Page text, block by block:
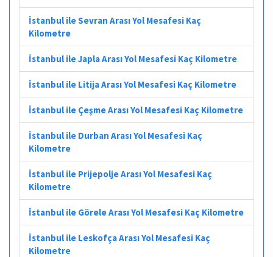
İstanbul ile Sevran Arası Yol Mesafesi Kaç
Kilometre
İstanbul ile Japla Arası Yol Mesafesi Kaç Kilometre
İstanbul ile Litija Arası Yol Mesafesi Kaç Kilometre
İstanbul ile Çeşme Arası Yol Mesafesi Kaç Kilometre
İstanbul ile Durban Arası Yol Mesafesi Kaç
Kilometre
İstanbul ile Prijepolje Arası Yol Mesafesi Kaç
Kilometre
İstanbul ile Görele Arası Yol Mesafesi Kaç Kilometre
İstanbul ile Leskofça Arası Yol Mesafesi Kaç
Kilometre